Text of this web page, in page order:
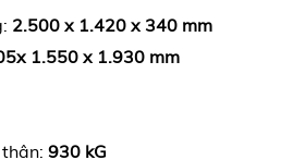
2.500 x 1.420 x 340 mm
1.550 x 1.930 mm
930 kG